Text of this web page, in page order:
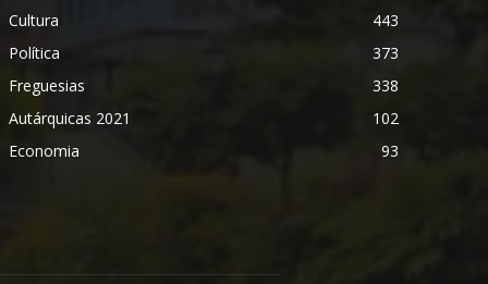
Cultura
443
Política
373
Freguesias
338
Autárquicas 2021
102
Economia
93